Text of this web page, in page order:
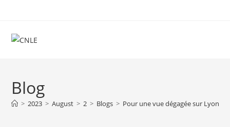
content
Blog
> 2023 > August > 2 > Blogs > Pour une vue dégagée sur Lyon,